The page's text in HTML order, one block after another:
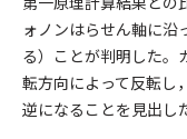
ォノンはらせん軸に沿
る）ことが判明した。
転方向によって反転し
逆になることを見出し